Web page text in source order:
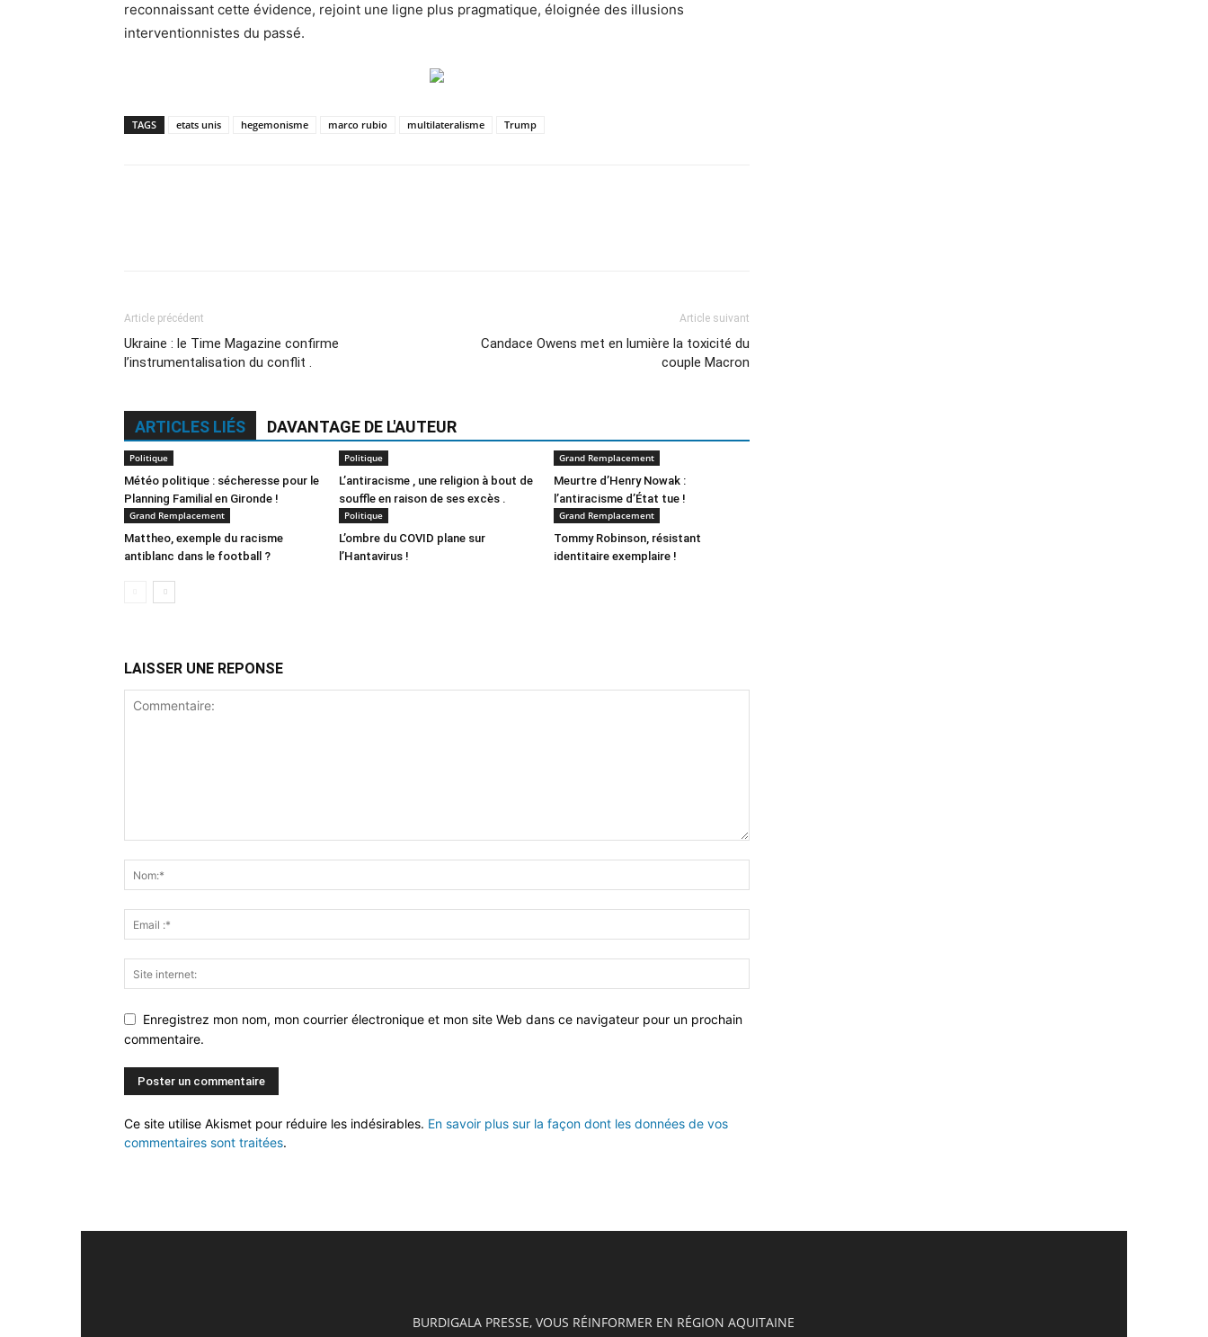
reconnaissant cette évidence, rejoint une ligne plus pragmatique, éloignée des illusions
interventionnistes du passé.
TAGS etats unis hegemonisme marco rubio multilateralisme Trump
Article précédent
Ukraine : le Time Magazine confirme
l’instrumentalisation du conflit .
Article suivant
Candace Owens met en lumière la toxicité du
couple Macron
ARTICLES LIÉS DAVANTAGE DE L'AUTEUR
Politique
Météo politique : sécheresse pour le
Planning Familial en Gironde !
Politique
L’antiracisme , une religion à bout de
souffle en raison de ses excès .
Grand Remplacement
Meurtre d’Henry Nowak :
l’antiracisme d’État tue !
Grand Remplacement
Mattheo, exemple du racisme
antiblanc dans le football ?
Politique
L’ombre du COVID plane sur
l’Hantavirus !
Grand Remplacement
Tommy Robinson, résistant
identitaire exemplaire !
LAISSER UNE REPONSE
Enregistrez mon nom, mon courrier électronique et mon site Web dans ce navigateur pour un prochain
commentaire.
Ce site utilise Akismet pour réduire les indésirables. En savoir plus sur la façon dont les données de vos
commentaires sont traitées.
BURDIGALA PRESSE, VOUS RÉINFORMER EN RÉGION AQUITAINE